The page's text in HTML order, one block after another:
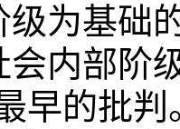
级为基础
会内部阶
早的批